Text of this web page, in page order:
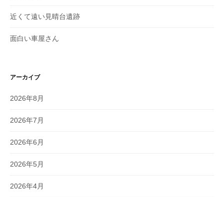
近くて遠い見晴台遺跡
面白い車屋さん
アーカイブ
2026年8月
2026年7月
2026年6月
2026年5月
2026年4月